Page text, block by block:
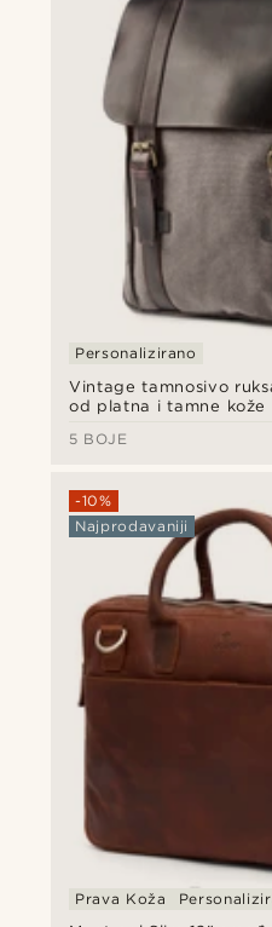
Vintage tamnosivo
od platna i tamne kože
Personalizirano
5 BOJE
-10%
Najprodavaniji
Prava Koža